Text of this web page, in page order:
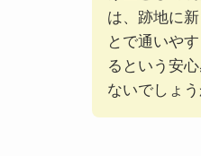
は、跡地に
とで通いや
るという安
ないでしょう